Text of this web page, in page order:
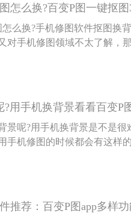
怎么换?百变P图一键抠
么换?手机修图软件抠图换
对手机修图领域不太了解，
?用手机换背景看看百变P
景呢?用手机换背景是不是
手机修图的时候都会有这样
推荐：百变P图app多样